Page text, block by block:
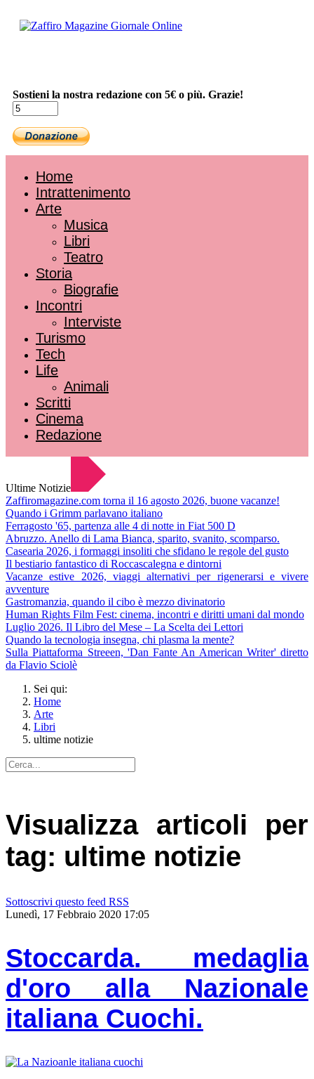
Sostieni la nostra redazione con 5€ o più. Grazie!
Home
Intrattenimento
Arte
Musica
Libri
Teatro
Storia
Biografie
Incontri
Interviste
Turismo
Tech
Life
Animali
Scritti
Cinema
Redazione
Ultime Notizie
Zaffiromagazine.com torna il 16 agosto 2026, buone vacanze!
Quando i Grimm parlavano italiano
Ferragosto '65, partenza alle 4 di notte in Fiat 500 D
Abruzzo. Anello di Lama Bianca, sparito, svanito, scomparso.
Casearia 2026, i formaggi insoliti che sfidano le regole del gusto
Il bestiario fantastico di Roccascalegna e dintorni
Vacanze estive 2026, viaggi alternativi per rigenerarsi e vivere
avventure
Gastromanzia, quando il cibo è mezzo divinatorio
Human Rights Film Fest: cinema, incontri e diritti umani dal mondo
Luglio 2026. Il Libro del Mese – La Scelta dei Lettori
Quando la tecnologia insegna, chi plasma la mente?
Sulla Piattaforma Streeen, 'Dan Fante An American Writer' diretto
da Flavio Sciolè
Sei qui:
Home
Arte
Libri
ultime notizie
Visualizza articoli per
tag: ultime notizie
Sottoscrivi questo feed RSS
Lunedì, 17 Febbraio 2020 17:05
Stoccarda. medaglia
d'oro alla Nazionale
italiana Cuochi.